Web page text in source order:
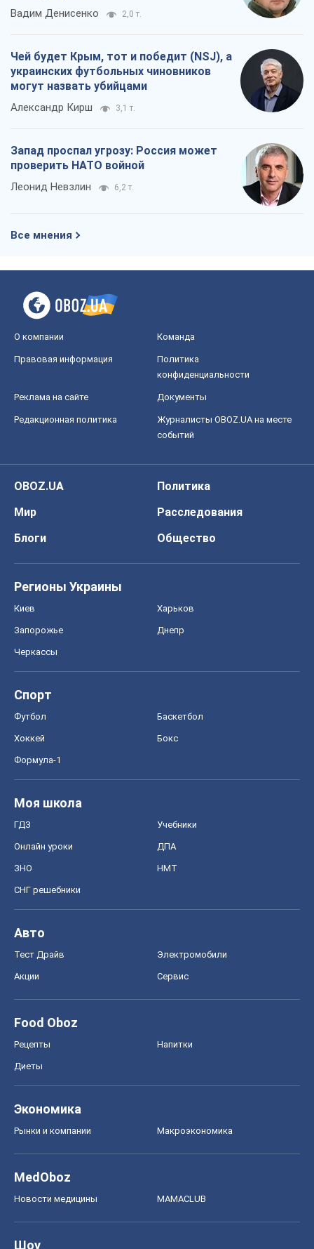
Вадим Денисенко 2,0 т.
Чей будет Крым, тот и победит (NSJ), а
украинских футбольных чиновников
могут назвать убийцами
Александр Кирш 3,1 т.
Запад проспал угрозу: Россия может
проверить НАТО войной
Леонид Невзлин 6,2 т.
Все мнения
О компании Команда
Правовая информация
Политика
конфиденциальности
Реклама на сайте Документы
Редакционная политика
Журналисты OBOZ.UA на месте
событий
OBOZ.UA
Политика
Мир
Расследования
Блоги
Общество
Регионы Украины
Киев Харьков
Запорожье Днепр
Черкассы
Спорт
Футбол Баскетбол
Хоккей Бокс
Формула-1
Моя школа
ГДЗ Учебники
Онлайн уроки ДПА
ЗНО НМТ
СНГ решебники
Авто
Тест Драйв Электромобили
Акции Сервис
Food Oboz
Рецепты Напитки
Диеты
Экономика
Рынки и компании Mакроэкономика
MedOboz
Новости медицины MAMACLUB
Шоу